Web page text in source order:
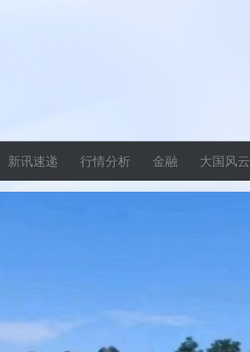
新讯速递 行情分析 金融 大国风云